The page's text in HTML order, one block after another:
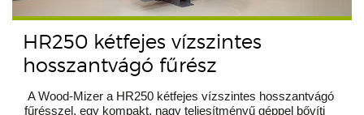
HR250 kétfejes vízszintes
hosszantvágó fűrész
A Wood-Mizer a HR250 kétfejes vízszintes hosszantvágó
fűrésszel, egy kompakt, nagy teljesítményű géppel bővíti